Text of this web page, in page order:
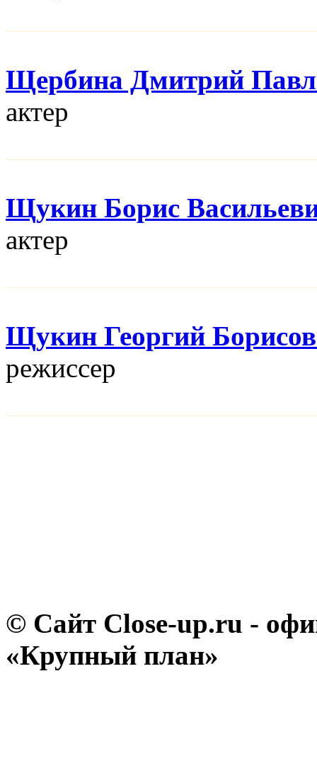
Щербина Дмитрий
актер
Щукин Борис
актер
Щукин Георгий
режисcер
© Сайт Close-up.ru -
«Крупный план»